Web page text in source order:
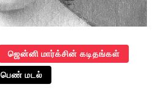
ஜென்னி மார்க்சின் கடிதங்கள்
பெண் மடல்